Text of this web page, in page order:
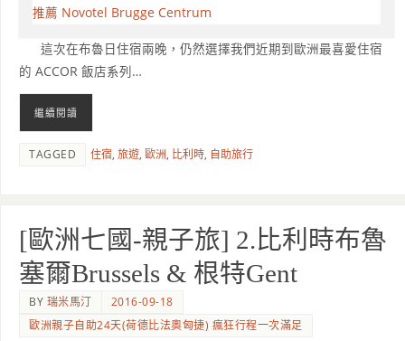
這次在布魯日住宿兩晚，仍然選擇我們近期到歐洲最喜愛住宿
的 ACCOR 飯店系列…
繼續閱讀
TAGGED 住宿,旅遊,歐洲, 比利時, 自助旅行
[歐洲七國-親子旅] 2.比利時布魯
塞爾Brussels & 根特Gent
BY 瑞米馬汀
2016-09-18
歐洲親子自助24天(荷德比法奧匈捷) 瘋狂行程一次滿足